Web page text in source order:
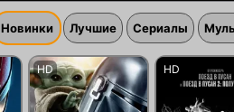
Новинки Лучшие Сериалы